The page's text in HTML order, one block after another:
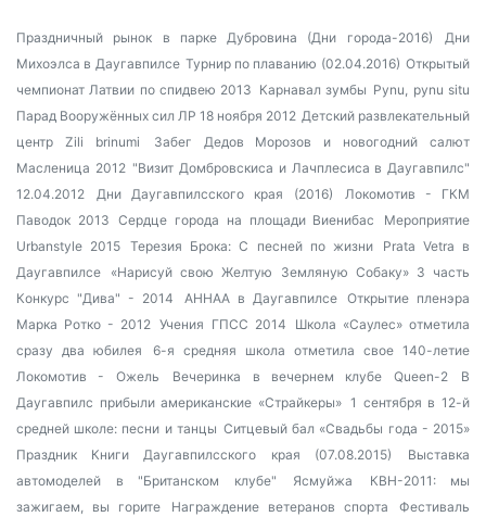
Праздничный рынок в парке Дубровина (Дни города-2016)
Дни
Михоэлса в Даугавпилсе Турнир по плаванию (02.04.2016) Открытый
чемпионат Латвии по спидвею 2013 Карнавал зумбы Pynu, pynu situ
Парад Вооружённых сил ЛР 18 ноября 2012 Детский развлекательный
центр Zili brinumi
Забег Дедов Морозов и новогодний салют
Масленица 2012 "Визит Домбровскиса и Лачплесиса в Даугавпилс"
12.04.2012
Дни Даугавпилсского края (2016)
Локомотив - ГКМ
Паводок 2013
Сердце города на площади Виенибас
Мероприятие
Urbanstyle 2015
Терезия Брока: С песней по жизни
Prata Vetra в
Даугавпилсе
«Нарисуй свою Желтую Земляную Собаку» 3 часть
Конкурс "Дива" - 2014
AHHAA в Даугавпилсе
Открытие пленэра
Марка Ротко - 2012 Учения ГПСС 2014
Школа «Саулес» отметила
сразу два юбилея
6-я средняя школа отметила свое 140-летие
Локомотив - Ожель
Вечеринка в вечернем клубе Queen-2
В
Даугавпилс прибыли американские «Страйкеры» 1 сентября в 12-й
средней школе: песни и танцы Ситцевый бал «Свадьбы года - 2015»
Праздник Книги Даугавпилсского края (07.08.2015)
Выставка
автомоделей в "Британском клубе"
Ясмуйжа
КВН-2011: мы
зажигаем, вы горите
Награждение ветеранов спорта
Фестиваль